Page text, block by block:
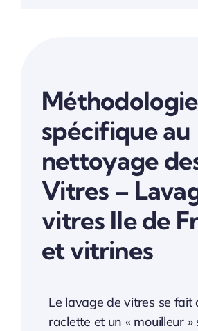
Méthodologie
spécifique au
nettoyage
Vitres –
vitres Ile de
et vitrines
Le lavage de vitres se fait
raclette et un « mouilleur »